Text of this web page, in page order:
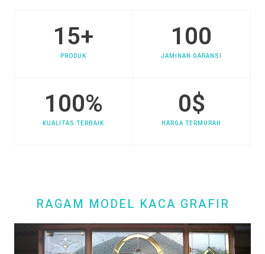
15+
PRODUK
100
JAMINAN GARANSI
100%
KUALITAS TERBAIK
0$
HARGA TERMURAH
RAGAM MODEL KACA GRAFIR